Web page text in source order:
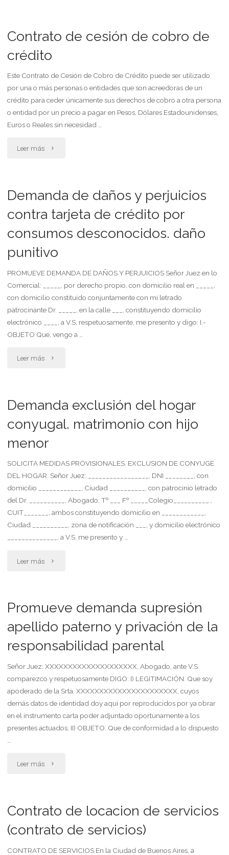
prepaga
remisa,
naciente
con
deficiencias
orgánicas"
Contrato de cesión de cobro de
crédito
Este Contrato de Cesión de Cobro de Crédito puede ser utilizado
por una o más personas o entidades que son acreedoras de un
crédito para ceder únicamente sus derechos de cobro a otra persona
o entidad por un precio a pagar en Pesos, Dólares Estadounidenses,
Euros o Reales sin necesidad …
Leer más "Contrato
cesión
de
cobro
de
crédito"
Demanda de daños y perjuicios
contra tarjeta de crédito por
consumos desconocidos. daño
punitivo
PROMUEVE DEMANDA DE DAÑOS Y PERJUICIOS Señor Juez en lo
Comercial: _____, por derecho propio, con domicilio real en _____,
con domicilio constituido conjuntamente con mi letrado
patrocinante Dr. _____, en la calle ___, constituyendo domicilio
electrónico ____, a V.S, respetuosamente, me presento y digo: I.-
OBJETO Que, vengo a …
Leer más "Demanda
perjuicios
contra
tarjeta
por
consumos
punitivo"
Demanda exclusión del hogar
conyugal. matrimonio con hijo
menor
SOLICITA MEDIDAS PROVISIONALES. EXCLUSION DE CONYUGE
DEL HOGAR. Señor Juez: _________________, DNI ________, con
domicilio ____________, Ciudad __________, con patrocinio letrado
del Dr. __________, Abogado, Tº ___ Fº _____Colegio__________.,
CUIT_______, ambos constituyendo domicilio en ____________,
Ciudad __________, zona de notificación ___, y domicilio electrónico
______________, a V.S. me presento y …
Leer más "Demanda
hogar
conyugal.
matrimonio
con
hijo
menor"
Promueve demanda supresión
apellido paterno y privación de la
responsabilidad parental
Señor Juez: XXXXXXXXXXXXXXXXXXXX, Abogado, ante V.S.
comparezco y respetuosamente DIGO: I) LEGITIMACIÓN. Que soy
apoderado de la Srta. XXXXXXXXXXXXXXXXXXXXXX, cuyos
demás datos de identidad doy aquí por reproducidos por ya obrar
en el instrumento carta poder adjuntado oportunamente a los
presentes actuados. II) OBJETO. Que de conformidad a lo dispuesto
Leer más "Promueve
supresión
apellido
Contrato de locacion de servicios
(contrato de servicios)
CONTRATO DE SERVICIOS En la Ciudad de Buenos Aires, a